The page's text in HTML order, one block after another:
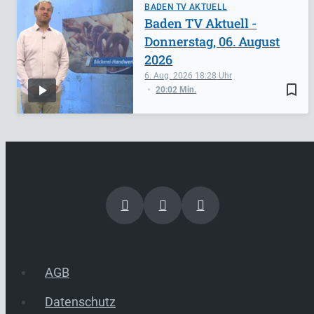
BADEN TV AKTUELL
bookmark_border
6. Aug. 2026 18:28
20:02 Min.
Baden TV Aktuell -
Donnerstag, 06. August
2026
AGB
Datenschutz